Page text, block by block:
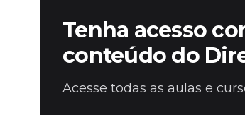
Tenha acesso
conteúdo do
Acesse todas as aulas e